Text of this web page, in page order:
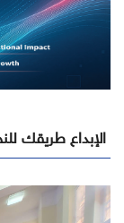
الإبداع طريقك